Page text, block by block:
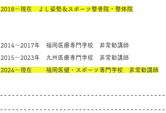
2018～現在　よし姿勢＆スポーツ整骨院・整体院
2014～2017年　福岡医療専門学校　非常勤講師
2015～2023年　九州医療専門学校　非常勤講師
2024～現在　　 福岡医健・スポーツ専門学校　非常勤講師